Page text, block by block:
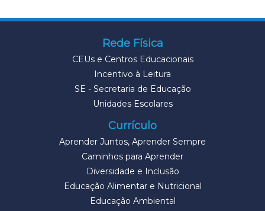
Rede Física
CEUs e Centros Educacionais
Incentivo à Leitura
SE - Secretaria de Educação
Unidades Escolares
Currículo
Aprender Juntos, Aprender Sempre
Caminhos para Aprender
Diversidade e Inclusão
Educação Alimentar e Nutricional
Educação Ambiental